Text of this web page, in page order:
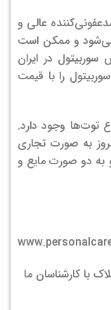
عالی و
می‌شود و ممکن است
سوربیتول در ایران
را با قیمت
توت‌ها وجود دارد.
کشف شد، امروز به صورت تجاری
به دو صورت مایع و
با کارشناسان ما